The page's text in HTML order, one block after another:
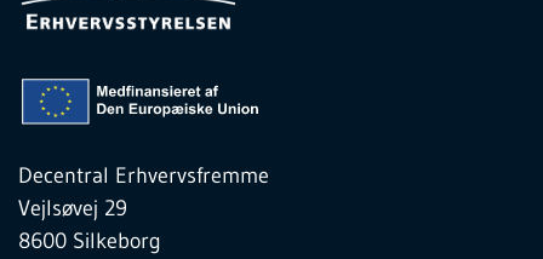
Decentral Erhvervsfremme
Vejlsøvej 29
8600 Silkeborg